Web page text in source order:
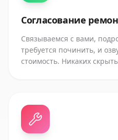
Согласование
Связываемся с вами,
требуется починить, и
стоимость. Никаких